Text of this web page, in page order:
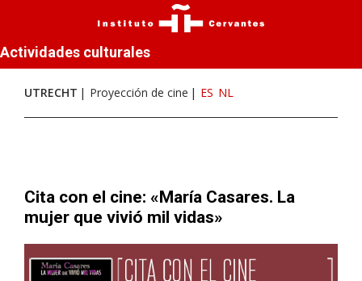
Actividades culturales
UTRECHT Proyección de cine ES NL
Cita con el cine: «María Casares. La
mujer que vivió mil vidas»